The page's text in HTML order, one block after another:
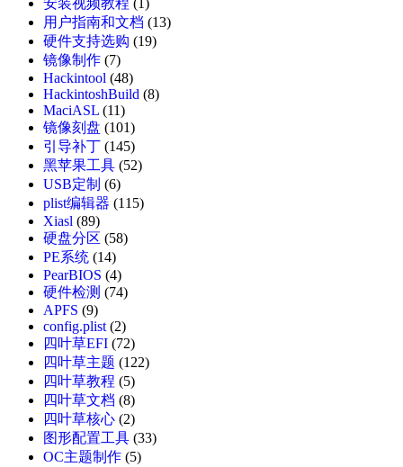
安装视频教程 (1)
用户指南和文档 (13)
硬件支持选购 (19)
镜像制作 (7)
Hackintool (48)
HackintoshBuild (8)
MaciASL (11)
镜像刻盘 (101)
引导补丁 (145)
黑苹果工具 (52)
USB定制 (6)
plist编辑器 (115)
Xiasl (89)
硬盘分区 (58)
PE系统 (14)
PearBIOS (4)
硬件检测 (74)
APFS (9)
config.plist(2)
四叶草EFI (72)
四叶草主题 (122)
四叶草教程 (5)
四叶草文档 (8)
四叶草核心 (2)
图形配置工具 (33)
OC主题制作 (5)